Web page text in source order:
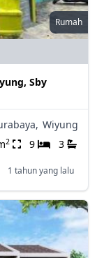
Rumah
Sby
Wiyung
2 9 3
1 tahun yang lalu